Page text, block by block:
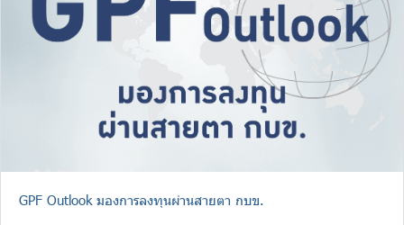
ร่วมงานกับเรา
ไทย |
GPF Outlook มองการลงทุนผ่านสายตา กบข.